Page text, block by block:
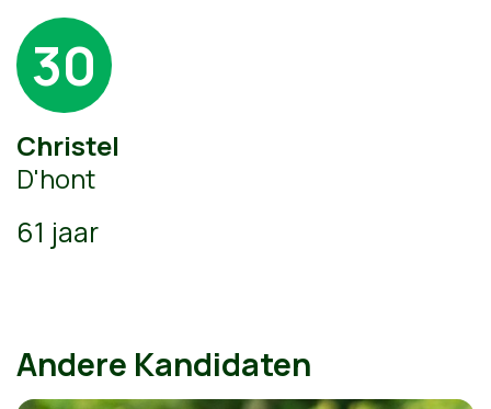
30
Christel
D'hont
61 jaar
Andere Kandidaten